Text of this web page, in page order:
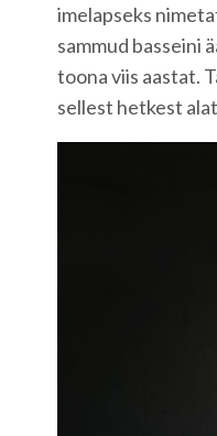
imelapseks
sammud basseini
toona viis aastat.
sellest hetkest